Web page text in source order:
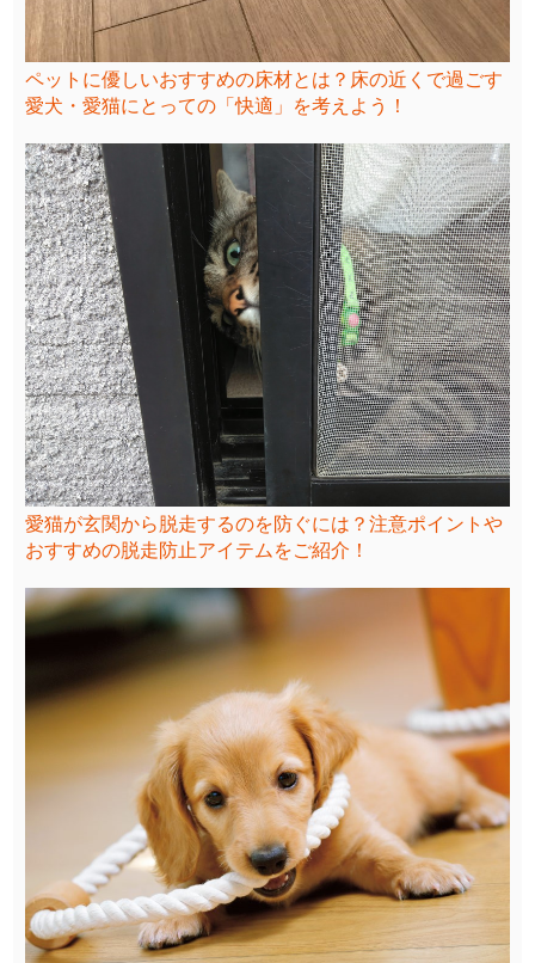
ペットに優しいおすすめの床材とは？床の近くで過ごす
愛犬・愛猫にとっての「快適」を考えよう！
愛猫が玄関から脱走するのを防ぐには？注意ポイントや
おすすめの脱走防止アイテムをご紹介！